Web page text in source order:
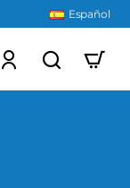
Español